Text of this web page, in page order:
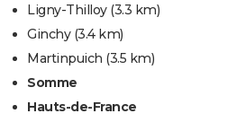
Ligny-Thilloy(3.3 km)
Ginchy(3.4 km)
Martinpuich (3.5 km)
Somme
Hauts-de-France